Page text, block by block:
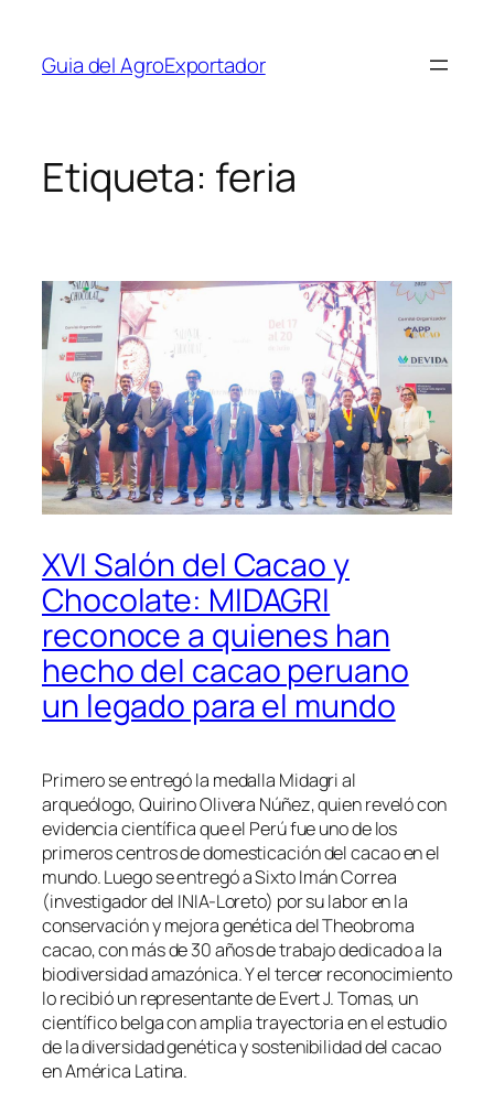
Guia del AgroExportador
Etiqueta: feria
XVI Salón del Cacao y
Chocolate: MIDAGRI
reconoce a quienes han
hecho del cacao peruano
un legado para el mundo
Primero se entregó la medalla Midagri al
arqueólogo, Quirino Olivera Núñez, quien reveló con
evidencia científica que el Perú fue uno de los
primeros centros de domesticación del cacao en el
mundo. Luego se entregó a Sixto Imán Correa
(investigador del INIA-Loreto) por su labor en la
conservación y mejora genética del Theobroma
cacao, con más de 30 años de trabajo dedicado a la
biodiversidad amazónica. Y el tercer reconocimiento
lo recibió un representante de Evert J. Tomas, un
científico belga con amplia trayectoria en el estudio
de la diversidad genética y sostenibilidad del cacao
en América Latina.